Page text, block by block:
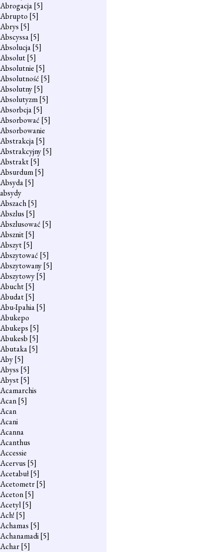
Abrogacja[5]
Abrupto [5]
Abrys [5]
Abscyssa[5]
Absolucja[5]
Absolut[5]
Absolutnie [5]
Absolutność [5]
Absolutny[5]
Absolutyzm[5]
Absorbcja[5]
Absorbować [5]
Absorbowanie
Abstrakcja[5]
Abstrakcyjny[5]
Abstrakt[5]
Absurdum[5]
Absyda[5]
absydy
Abszach[5]
Abszlus [5]
Abszlusować [5]
Absznit[5]
Abszyt[5]
Abszytować [5]
Abszytowany[5]
Abszytowy[5]
Abucht[5]
Abudat[5]
Abu-Ipahia[5]
Abukepo
Abukeps [5]
Abukesb [5]
Abutaka[5]
Aby[5]
Abyss [5]
Abyst[5]
Acamarchis
Acan[5]
Acan
Acani
Acanna
Acanthus
Accessie
Acervus [5]
Acetabuł[5]
Acetometr[5]
Aceton[5]
Acetyl[5]
Ach! [5]
Achamas [5]
Achanamadi[5]
Achar[5]